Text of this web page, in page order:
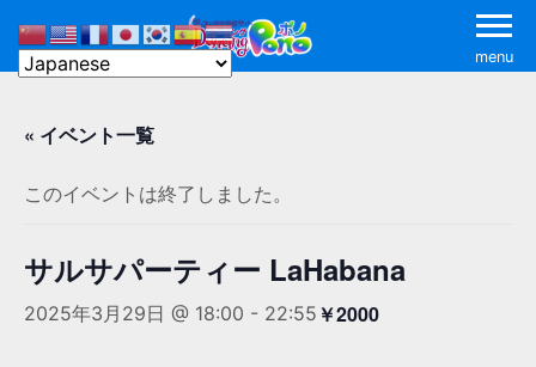
menu
« イベント一覧
このイベントは終了しました。
サルサパーティー LaHabana
2025年3月29日 @ 18:00 - 22:55 ￥2000